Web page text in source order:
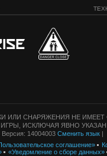
ИЛИ СНАРЯЖЕНИЯ НЕ
ИСКЛЮЧАЯ ЯВНО
14004003 Сменить язык |
соглашение»
«Уведомление о сборе данных»